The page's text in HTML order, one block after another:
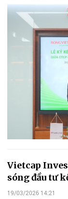
Vietcap
sóng đầu tư
19/03/2026 14:21